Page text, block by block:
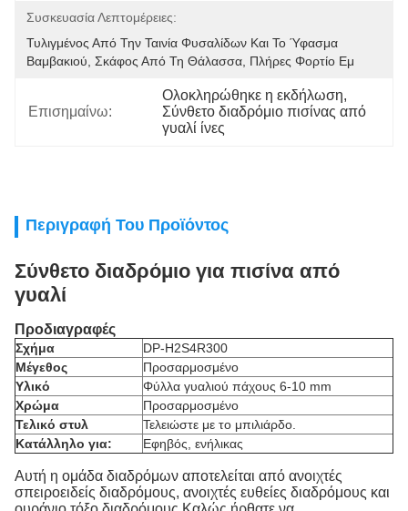
Συσκευασία Λεπτομέρειες:
Τυλιγμένος Από Την Ταινία Φυσαλίδων Και Το Ύφασμα
Βαμβακιού, Σκάφος Από Τη Θάλασσα, Πλήρες Φορτίο Εμ
Επισημαίνω:
Ολοκληρώθηκε η εκδήλωση,
Σύνθετο διαδρόμιο πισίνας από
γυαλί ίνες
Περιγραφή Του Προϊόντος
Σύνθετο διαδρόμιο για πισίνα από
γυαλί
Προδιαγραφές
Σχήμα
DP-H2S4R300
Μέγεθος
Προσαρμοσμένο
Υλικό
Φύλλα γυαλιού πάχους 6-10 mm
Χρώμα
Προσαρμοσμένο
Τελικό στυλ
Τελειώστε με το μπιλιάρδο.
Κατάλληλο για:
Εφηβός, ενήλικας
Αυτή η ομάδα διαδρόμων αποτελείται από ανοιχτές
σπειροειδείς διαδρόμους, ανοιχτές ευθείες διαδρόμους και